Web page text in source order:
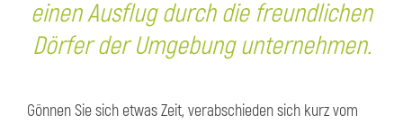
einen Ausflug durch die freundlichen
Dörfer der Umgebung unternehmen.
Gönnen Sie sich etwas Zeit, verabschieden sich kurz vom